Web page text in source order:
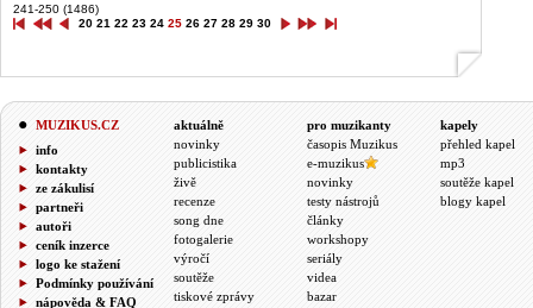
241-250 (1486)
20 21 22 23 24 25 26 27 28 29 30
MUZIKUS.CZ
info
kontakty
ze zákulisí
partneři
autoři
ceník inzerce
logo ke stažení
Podmínky používání
nápověda & FAQ
aktuálně
novinky
publicistika
živě
recenze
song dne
fotogalerie
výročí
soutěže
tiskové zprávy
pro muzikanty
časopis Muzikus
e-muzikus
novinky
testy nástrojů
články
workshopy
seriály
videa
bazar
kapely
přehled kapel
mp3
soutěže kapel
blogy kapel